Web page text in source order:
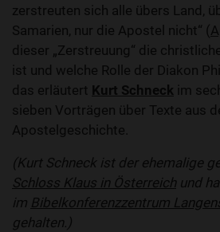
zerstreuten sich alle übers Land,
Samarien, nur die Apostel nicht“ (
dieser „Zerstreuung“ die
ist und welche Rolle der Diakon
das erläutert Kurt Schneck im
sieben Vorträgen über Texte aus
Apostelgeschichte.
(Kurt Schneck ist der ehemalige
Schloss Klaus in Österreich und
im Bibelkonferenzzentrum
gehalten.)